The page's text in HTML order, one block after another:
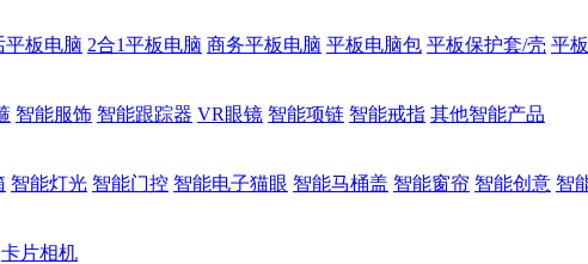
平板电脑 2合1平板电脑 商务平板电脑 平板电脑包 平板保护套/壳 平
智能服饰 智能跟踪器 VR眼镜 智能项链 智能戒指 其他智能产品
智能灯光 智能门控 智能电子猫眼 智能马桶盖 智能窗帘 智能创意 智
卡片相机